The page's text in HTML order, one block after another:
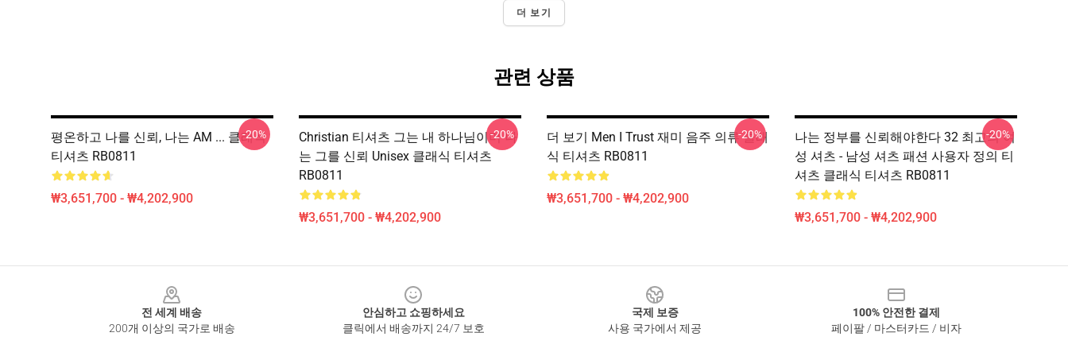
더 보기
관련 상품
평온하고 나를 신뢰, 나는 AM ... 클래식
티셔츠 RB0811
₩3,651,700 - ₩4,202,900
-20%
Christian 티셔츠 그는 내 하나님이며 나
는 그를 신뢰 Unisex 클래식 티셔츠
RB0811
₩3,651,700 - ₩4,202,900
-20%
더 보기 Men I Trust 재미 음주 의류 클래
식 티셔츠 RB0811
₩3,651,700 - ₩4,202,900
-20%
나는 정부를 신뢰해야한다 32 최고의 여
성 셔츠 - 남성 셔츠 패션 사용자 정의 티
셔츠 클래식 티셔츠 RB0811
₩3,651,700 - ₩4,202,900
-20%
전 세계 배송
200개 이상의 국가로 배송
안심하고 쇼핑하세요
클릭에서 배송까지 24/7 보호
국제 보증
사용 국가에서 제공
100% 안전한 결제
페이팔 / 마스터카드 / 비자